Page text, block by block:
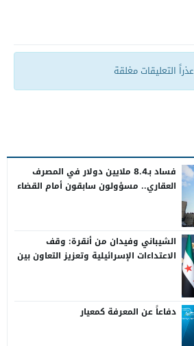
عذراً التعليقات مغلقة
فساد بـ8.4 ملايين دولار في المصرف
العقاري.. مسؤولون سابقون أمام القضاء
الشيباني وفيدان من أنقرة: وقف
الاعتداءات الإسرائيلية وتعزيز التعاون بين
دفاعاً عن المعرفة كمعيار